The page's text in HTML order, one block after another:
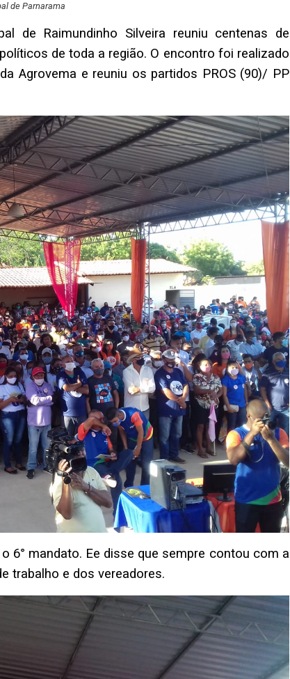
de Parnarama
de Raimundinho Silveira reuniu centenas de
de toda a região. O encontro foi realizado
Agrovema e reuniu os partidos PROS (90)/ PP
6° mandato. Ee disse que sempre contou com a
trabalho e dos vereadores.